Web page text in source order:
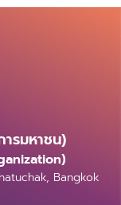
ฟล์ภาพ เสียง
วาม อาทิ
นโซเชียลมีเดีย
นักกีฬาและ
นค้าบน
ะดังกล่าว
กเพราะ ๆ ว่า
Language
ร์เข้าใจภาษาที่
กับมันให้มากขึ้น
รมหาชน)
Bangkok